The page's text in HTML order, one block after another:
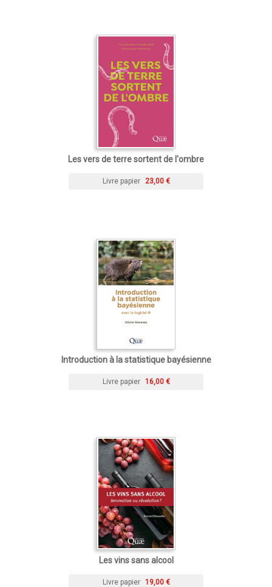
Les vers de terre sortent de l'ombre
Livre papier 23,00 €
Introduction à la statistique bayésienne
Livre papier 16,00 €
Les vins sans alcool
Livre papier 19,00 €